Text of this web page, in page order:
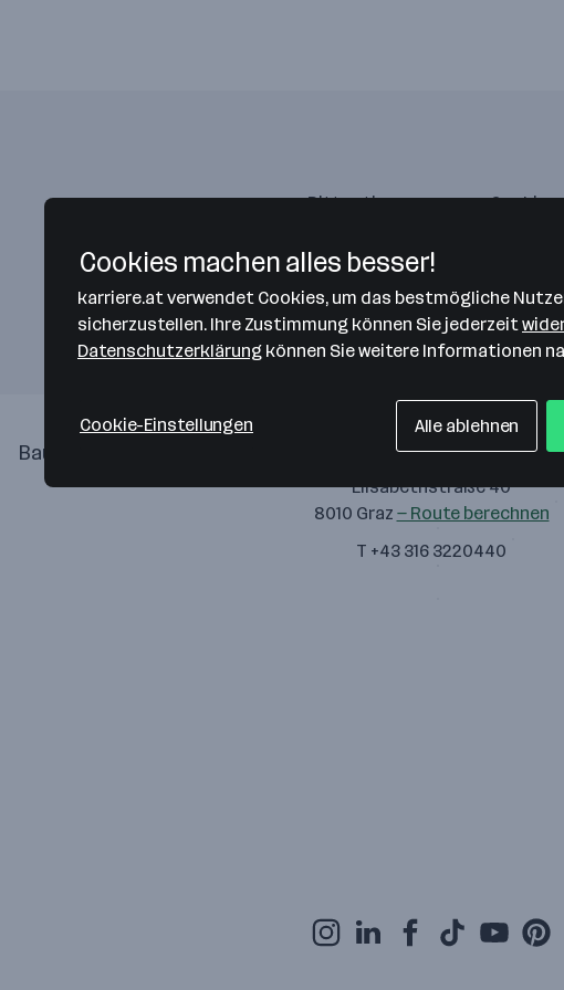
Bitte stimme unseren Cookie-
anzuzeigen.
Zustimmung geben
Baumgartner & Grienschgl GmbH Wirtschaftsprüfungs-
Elisabethstraße 40
8010 Graz — Route berechnen
T +43 316 3220440
Cookies machen alles besser!
karriere.at verwendet Cookies, um das bestmögliche
sicherzustellen. Ihre Zustimmung können Sie jederzeit
Datenschutzerklärung können Sie weitere Informationen
Cookie-Einstellungen Alle ablehnen